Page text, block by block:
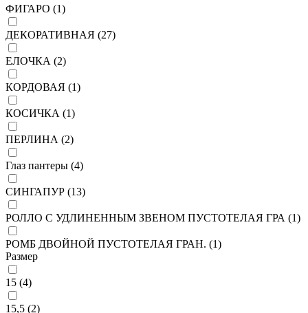
ФИГАРО (1)
ДЕКОРАТИВНАЯ (27)
ЕЛОЧКА (2)
КОРДОВАЯ (1)
КОСИЧКА (1)
ПЕРЛИНА (2)
Глаз пантеры (4)
СИНГАПУР (13)
РОЛЛО С УДЛИНЕННЫМ ЗВЕНОМ ПУСТОТЕЛАЯ ГРА (1)
РОМБ ДВОЙНОЙ ПУСТОТЕЛАЯ ГРАН. (1)
Размер
15 (4)
15,5 (2)